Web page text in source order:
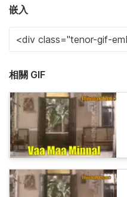
嵌入
相關 GIF